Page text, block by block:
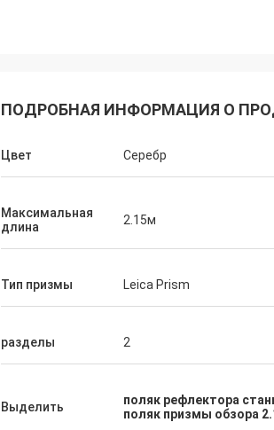
ПОДРОБНАЯ ИНФОРМАЦИЯ О
Цвет Серебр
Максимальная
длина
2.15м
Тип призмы Leica Prism
разделы 2
Выделить поляк рефлектора
поляк призмы обзора